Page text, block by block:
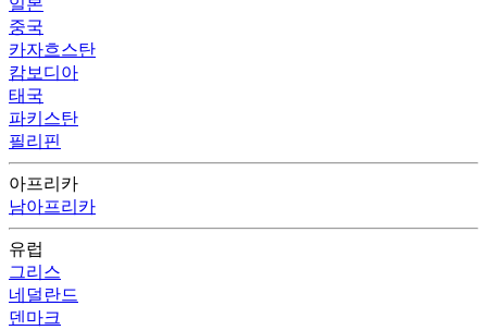
일본
중국
카자흐스탄
캄보디아
태국
파키스탄
필리핀
아프리카
남아프리카
유럽
그리스
네덜란드
덴마크